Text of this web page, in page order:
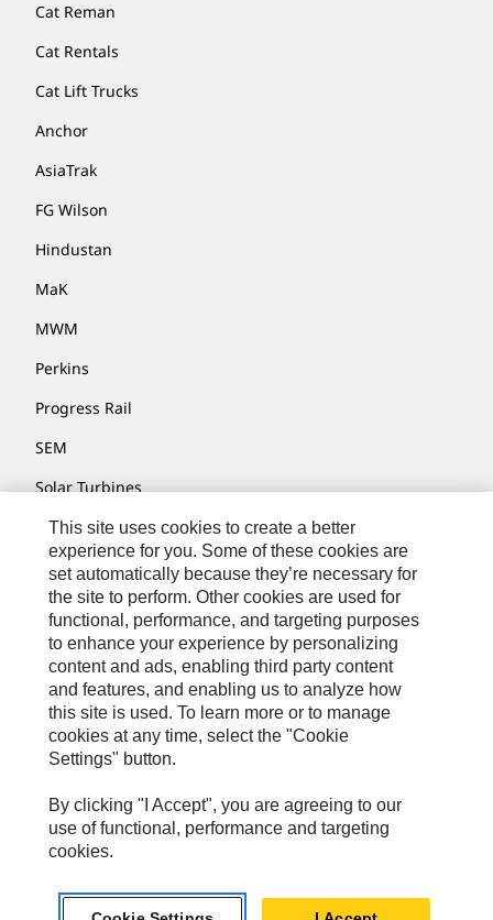
Cat Reman
Cat Rentals
Cat Lift Trucks
Anchor
AsiaTrak
FG Wilson
Hindustan
MaK
MWM
Perkins
Progress Rail
SEM
Solar Turbines
SPM Oil & Gas
Turner Powertrain Systems
Contatti
Mappa Del Sito
Cookie Settings
Informazioni Legali
Privacy
Cat.com
Caterpillar © 2026. Tutti i diritti riservati.
This site uses cookies to create a better
experience for you. Some of these cookies are
set automatically because they’re necessary for
the site to perform. Other cookies are used for
functional, performance, and targeting purposes
to enhance your experience by personalizing
content and ads, enabling third party content
and features, and enabling us to analyze how
this site is used. To learn more or to manage
cookies at any time, select the "Cookie
Settings" button.
By clicking "I Accept", you are agreeing to our
use of functional, performance and targeting
cookies.